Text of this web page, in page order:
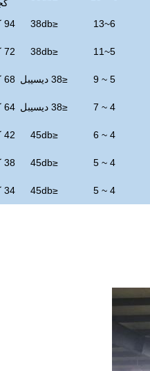
6~13
≤
38db 94 كجم
5~11
≤
38db 72 كجم
5 ~ 9
≤38 ديسيبل 68 كجم
4 ~ 7
≤38 ديسيبل 64 كجم
4 ~ 6
≤
45db 42 كجم
4 ~ 5
≤
45db 38 كجم
4 ~ 5
≤
45db 34 كجم